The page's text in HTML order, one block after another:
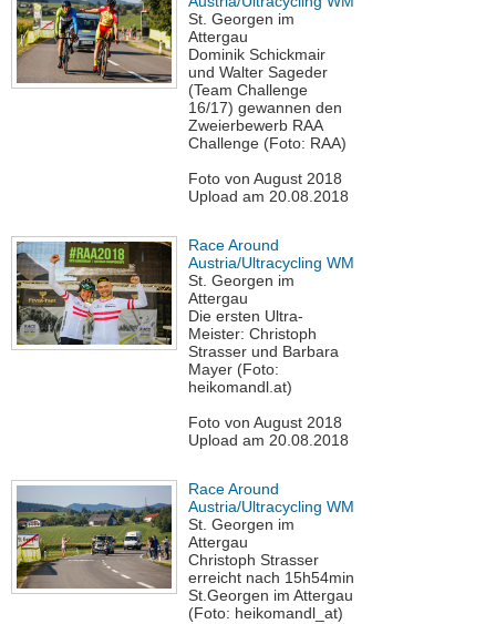
St. Georgen im
Attergau
Dominik Schickmair
und Walter Sageder
(Team Challenge
16/17) gewannen den
Zweierbewerb RAA
Challenge (Foto: RAA)
Foto von August 2018
Upload am 20.08.2018
Race Around
Austria/Ultracycling WM
St. Georgen im
Attergau
Die ersten Ultra-
Meister: Christoph
Strasser und Barbara
Mayer (Foto:
heikomandl.at)
Foto von August 2018
Upload am 20.08.2018
Race Around
Austria/Ultracycling WM
St. Georgen im
Attergau
Christoph Strasser
erreicht nach 15h54min
St.Georgen im Attergau
(Foto: heikomandl_at)